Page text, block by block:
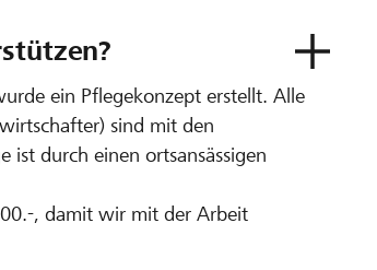
ein Pflegekonzept erstellt. Alle
sind mit den
ist durch einen ortsansässigen
, damit wir mit der Arbeit